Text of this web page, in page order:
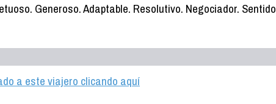
Generoso. Adaptable. Resolutivo. Negociador. Sentido
a este viajero clicando aquí